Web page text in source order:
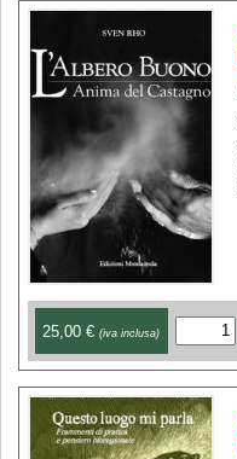
25,00 € (iva inclusa)